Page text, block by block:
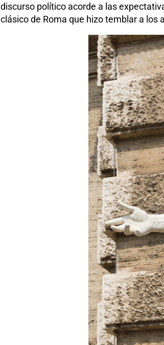
discurso político acorde a las
clásico de Roma que hizo temblar a